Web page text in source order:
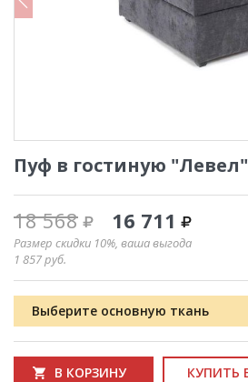
Пуф в гостиную "Левел"
18 568 16 711
Размер скидки 10%, ваша выгода
1 857руб.
Выберите основную ткань
В КОРЗИНУ
КУПИТЬ